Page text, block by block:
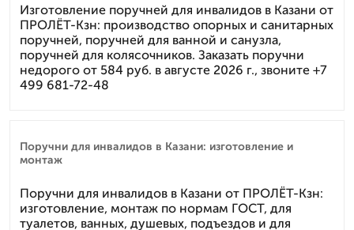
Изготовление поручней для инвалидов в Казани от
ПРОЛЁТ-Кзн: производство опорных и санитарных
поручней, поручней для ванной и санузла,
поручней для колясочников. Заказать поручни
недорого от 584 руб. в августе 2026 г., звоните +7
499 681-72-48
Поручни для инвалидов в Казани: изготовление и
монтаж
Поручни для инвалидов в Казани от ПРОЛЁТ-Кзн:
изготовление, монтаж по нормам ГОСТ, для
туалетов, ванных, душевых, подъездов и для